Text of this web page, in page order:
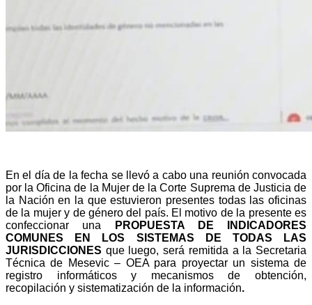
En el día de la fecha se llevó a cabo una reunión convocada
por la Oficina de la Mujer de la Corte Suprema de Justicia de
la Nación en la que estuvieron presentes todas las oficinas
de la mujer y de género del país. El motivo de la presente es
confeccionar una
PROPUESTA DE INDICADORES
COMUNES EN LOS SISTEMAS DE TODAS LAS
JURISDICCIONES que luego, será remitida a la Secretaria
Técnica de Mesevic – OEA para proyectar un sistema de
registro informáticos y mecanismos de obtención,
recopilación y sistematización de la información.